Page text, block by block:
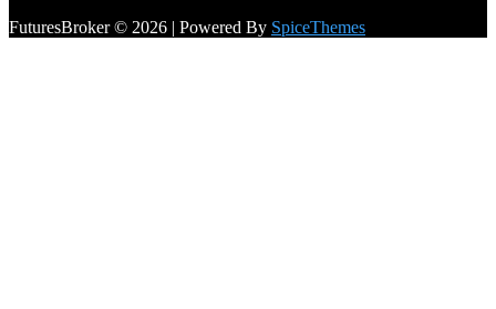
FuturesBroker © 2026 | Powered By SpiceThemes